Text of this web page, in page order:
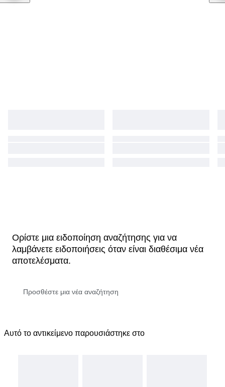
Ορίστε μια ειδοποίηση αναζήτησης για να
λαμβάνετε ειδοποιήσεις όταν είναι διαθέσιμα νέα
αποτελέσματα.
Αυτό το αντικείμενο παρουσιάστηκε στο